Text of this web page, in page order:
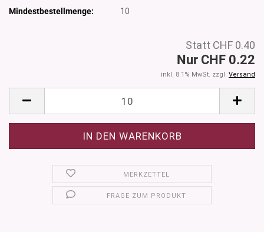
Mindestbestellmenge:
10
Statt CHF 0.40
Nur CHF 0.22
inkl. 8.1% MwSt. zzgl. Versand
MERKZETTEL
FRAGE ZUM PRODUKT